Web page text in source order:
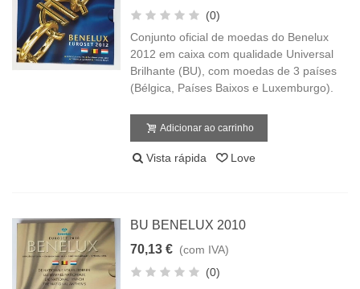
(0)
Conjunto oficial de moedas do Benelux
2012 em caixa com qualidade Universal
Brilhante (BU), com moedas de 3 países
(Bélgica, Países Baixos e Luxemburgo).
Adicionar ao carrinho
Vista rápida Love
BU BENELUX 2010
70,13 € (com IVA)
(0)